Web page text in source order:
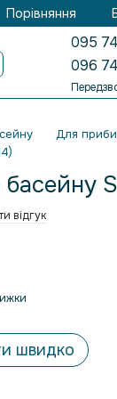
Порівняння
095
096
Для
відгук
швидко